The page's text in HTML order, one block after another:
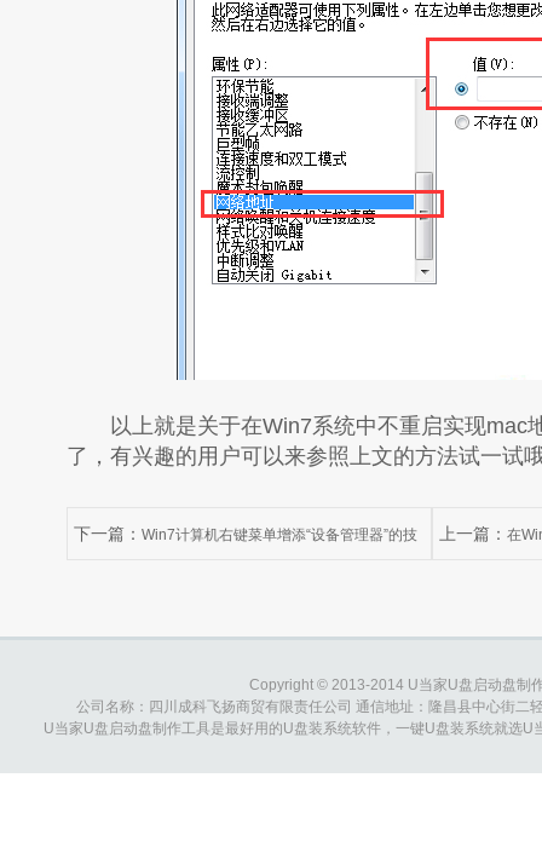
以上就是关于在Win7系统中不重启实现mac
了，有兴趣的用户可以来参照上文的方法试一试
下一篇： Win7计算机右键菜单增添“设备管理器”的技 上一篇： 在
Copyright © 2013-2014 U当家U盘启动盘制
公司名称：四川成科飞扬商贸有限责任公司 通信地址：隆昌县中心街
U当家U盘启动盘制作工具是最好用的U盘装系统软件，一键U盘装系统就选